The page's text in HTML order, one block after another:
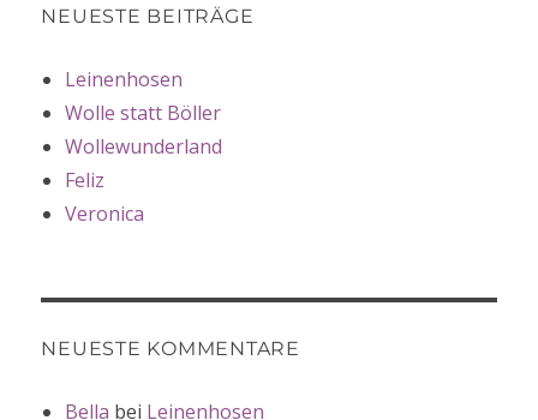
NEUESTE BEITRÄGE
Leinenhosen
Wolle statt Böller
Wollewunderland
Feliz
Veronica
NEUESTE KOMMENTARE
Bella bei Leinenhosen